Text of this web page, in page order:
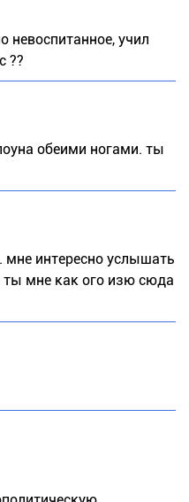
невоспитанное, учил
??
обеими ногами. ты
мне интересно услышать
мне как ого изю сюда